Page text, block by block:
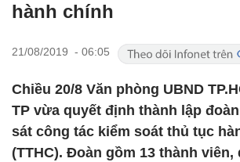
hành chính
21/08/2019 - 06:05
Chiều 20/8 Văn phòng UBND
TP vừa quyết định thành lập
sát công tác kiểm soát thủ tục
(TTHC). Đoàn gồm 13 thành viên,